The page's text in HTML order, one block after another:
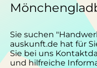
Sie suchen
auskunft.de hat für
Sie bei uns
und hilfreiche